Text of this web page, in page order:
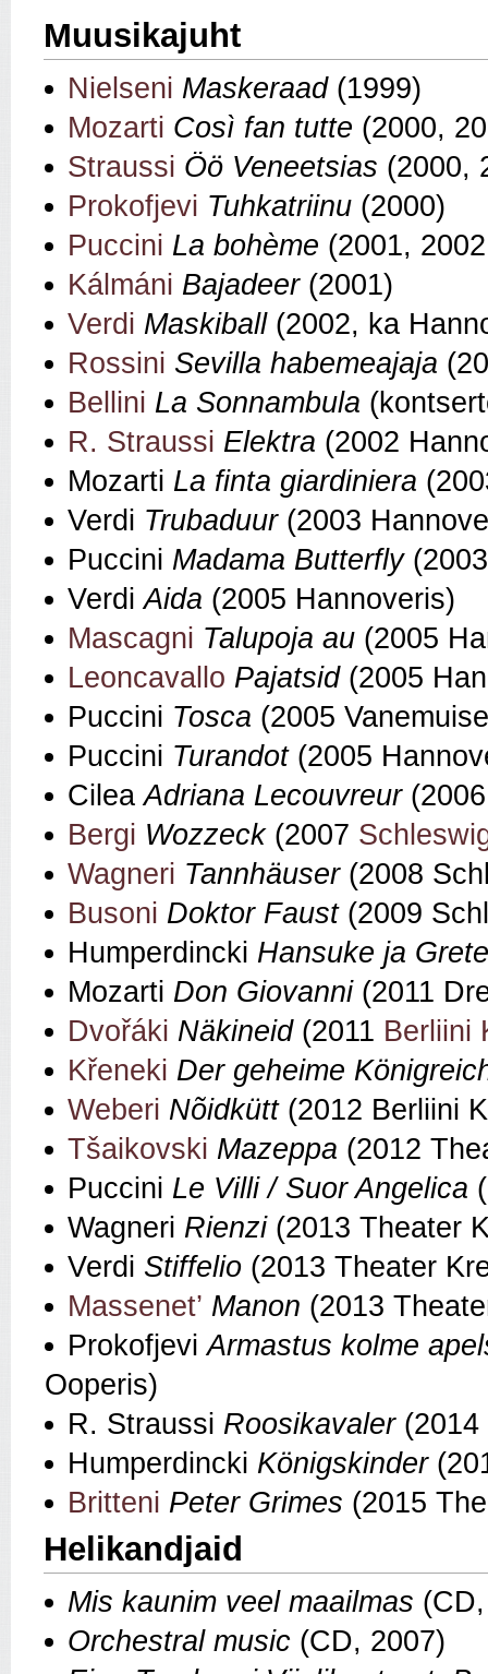
Muusikajuht
Nielseni Maskeraad (1999)
Mozarti Così fan tutte (2000,
Straussi Öö Veneetsias (2000,
Prokofjevi Tuhkatriinu (2000)
Puccini La bohème (2001,
Kálmáni Bajadeer (2001)
Verdi Maskiball (2002, ka
Rossini Sevilla habemeajaja
Bellini La Sonnambula
R. Straussi Elektra (2002
Mozarti La finta giardiniera
Verdi Trubaduur (2003
Puccini Madama Butterfly
VerdiAida (2005 Hannoveris)
Mascagni Talupoja au (2005
Leoncavallo Pajatsid (2005
Puccini Tosca (2005
Puccini Turandot (2005
CileaAdriana Lecouvreur
Bergi Wozzeck (2007
Wagneri Tannhäuser(2008
Busoni Doktor Faust (2009
Humperdincki Hansuke ja
Mozarti Don Giovanni (2011
Dvořáki Näkineid(2011 Berliini
Křeneki Der geheime
Weberi Nõidkütt (2012 Berliini
Tšaikovski Mazeppa (2012
Puccini Le Villi / Suor Angelica
Wagneri Rienzi(2013 Theater
Verdi Stiffelio (2013 Theater
Massenet’ Manon (2013
ProkofjeviArmastus kolme
Ooperis)
R. Straussi Roosikavaler (2014
Humperdincki Königskinder
Britteni Peter Grimes (2015
Helikandjaid
Mis kaunim veel maailmas
Orchestral music (CD, 2007)